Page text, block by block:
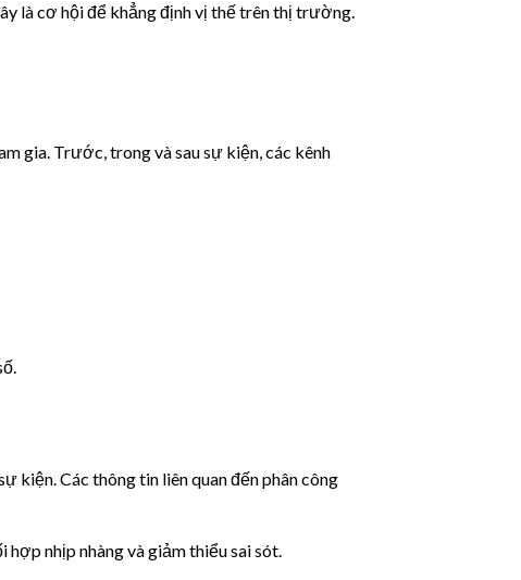
là cơ hội để khẳng định vị thế trên thị trường.
gia. Trước, trong và sau sự kiện, các kênh
kiện. Các thông tin liên quan đến phân công
hợp nhịp nhàng và giảm thiểu sai sót.